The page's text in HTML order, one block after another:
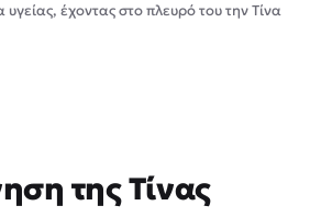
υγείας, έχοντας στο πλευρό του την Τίνα
της Τίνας